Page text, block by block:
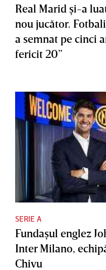
Real Marid şi-a
nou jucător.
a semnat pe cinci
fericit 20”
SERIE A
Fundaşul englez
Inter Milano,
Chivu